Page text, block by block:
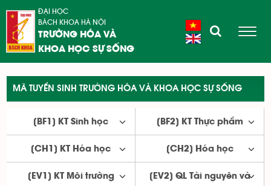
ĐẠI HỌC
BÁCH KHOA HÀ NỘI
TRƯỜNG HÓA VÀ
KHOA HỌC SỰ SỐNG
MÃ TUYỂN SINH TRƯỜNG HÓA VÀ KHOA HỌC SỰ SỐNG
[BF1] KT Sinh học [BF2] KT Thực phẩm
[CH1] KT Hóa học [CH2] Hóa học
[EV1] KT Môi trường
[EV2] QL Tài nguyên và